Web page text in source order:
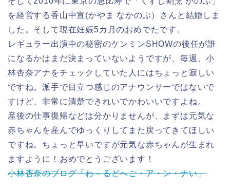
を経営する香山中宣(かやま なかのぶ）さんと結婚しま
した。そして現在妊娠5カ月のおめでたです。
レギュラー出演中の秘密のケンミンSHOWの後任が誰
になるかはまだ決まっていないようですが、毎週、小
林杏奈アナをチェックしていた人にはちょっと寂しい
ですね。派手で目立つ感じのアナウンサーではないで
すけど、非常に清楚できれいでかわいいですよね。
産後の仕事復帰などは分かりませんが、まずは元気な
赤ちゃんを産んでゆっくりしてまた戻ってきてほしい
ですね。ちょっと早いですが元気な赤ちゃんが生まれ
ますように！おめでとうございます！
小林杏奈のブログ「わ～るどへご・ア・ン・ナい」